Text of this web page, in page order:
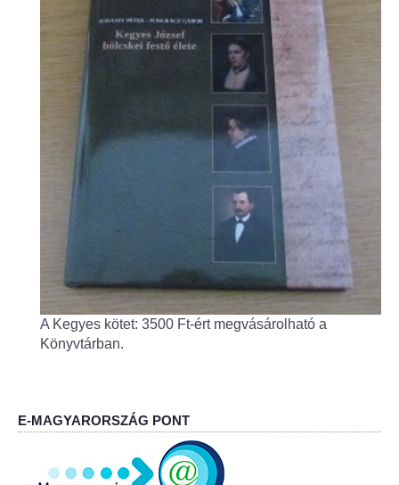
Háziorvos
Fogorvos
Védőnői szolgálat
Központi orvosi ügyelet
Alapszolgáltatási Központ
Kultúra
IKSZT - Integrált Közösségi és Szolgáltató Tér
Könyvtár
Rákóczi Mozi
A Kegyes kötet: 3500 Ft-ért megvásárolható a
Könyvtárban.
E-MAGYARORSZÁG PONT